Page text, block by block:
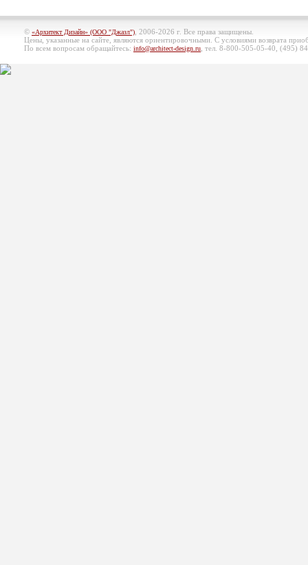
© «Архитект Дизайн» (ООО "Джазл") , 2006-2026 г. Все права защищены.
Цены, указанные на сайте, являются ориентировочными. С условиями возврата
По всем вопросам обращайтесь: info@architect-design.ru , тел. 8-800-505-05-40, (495)